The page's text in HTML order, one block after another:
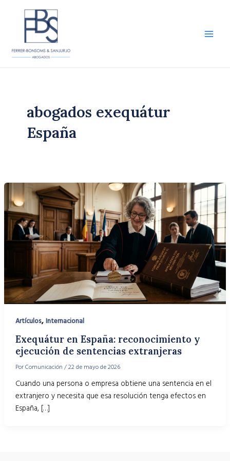
contenido
abogados exequátur
España
Artículos, Internacional
Exequátur en España: reconocimiento y
ejecución de sentencias extranjeras
PorComunicación /22 de mayo de 2026
Cuando una persona o empresa obtiene una sentencia en el
extranjero y necesita que esa resolución tenga efectos en
España, […]